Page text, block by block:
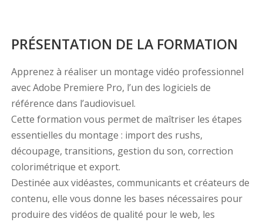
PRÉSENTATION DE LA FORMATION
Apprenez à réaliser un montage vidéo professionnel
avec Adobe Premiere Pro, l’un des logiciels de
référence dans l’audiovisuel.
Cette formation vous permet de maîtriser les étapes
essentielles du montage : import des rushs,
découpage, transitions, gestion du son, correction
colorimétrique et export.
Destinée aux vidéastes, communicants et créateurs de
contenu, elle vous donne les bases nécessaires pour
produire des vidéos de qualité pour le web, les